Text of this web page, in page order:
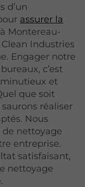
d’un
assurer la
à Montereau-
Industries
Engager notre
c’est
minutieux et
que soit
réaliser
Nous
de nettoyage
entreprise.
satisfaisant,
nettoyage